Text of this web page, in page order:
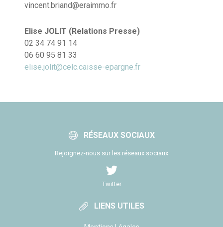
vincent.briand@eraimmo.fr
Elise JOLIT (Relations Presse)
02 34 74 91 14
06 60 95 81 33
elise.jolit@celc.caisse-epargne.fr
RÉSEAUX SOCIAUX
Rejoignez-nous sur les réseaux sociaux
Twitter
LIENS UTILES